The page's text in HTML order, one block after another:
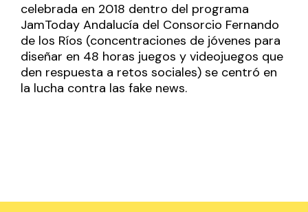
celebrada en 2018 dentro del programa
JamToday Andalucía del Consorcio Fernando
de los Ríos (concentraciones de jóvenes para
diseñar en 48 horas juegos y videojuegos que
den respuesta a retos sociales) se centró en
la lucha contra las fake news.